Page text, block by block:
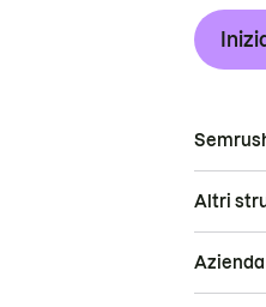
Altri
Azienda